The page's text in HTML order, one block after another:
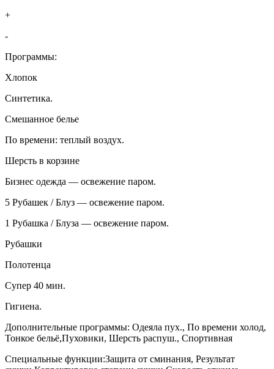
+
-
Программы:
Хлопок
Синтетика.
Смешанное белье
По времени: теплый воздух.
Шерсть в корзине
Бизнес одежда — освежение паром.
5 Рубашек / Блуз — освежение паром.
1 Рубашка / Блуза — освежение паром.
Рубашки
Полотенца
Супер 40 мин.
Гигиена.
Дополнительные программы: Одеяла пух., По времени холод,
Тонкое бельё,Пуховики, Шерсть распуш., Спортивная
Специальные функции:Защита от сминания, Результат